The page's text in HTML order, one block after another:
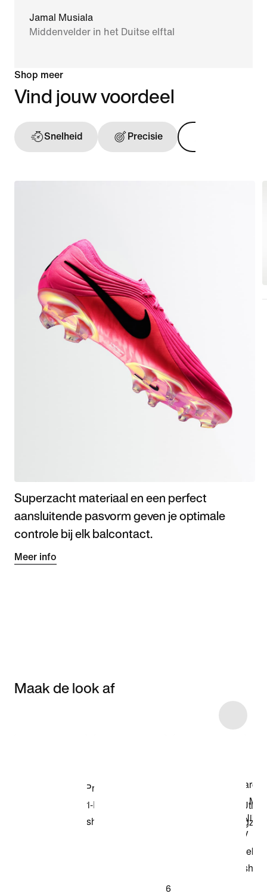
Jamal Musiala
Middenvelder in het Duitse elftal
Shop meer
Vind jouw voordeel
Snelheid Precisie
Superzacht materiaal en een perfect
aansluitende pasvorm geven je optimale
controle bij elk balcontact.
Meer info
Maak de look af